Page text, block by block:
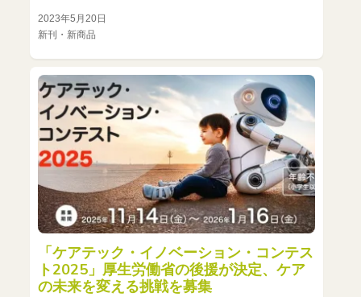
2023年5月20日
新刊・新商品
「ケアテック・イノベーション・コンテス
ト2025」厚生労働省の後援が決定、ケア
の未来を変える挑戦を募集